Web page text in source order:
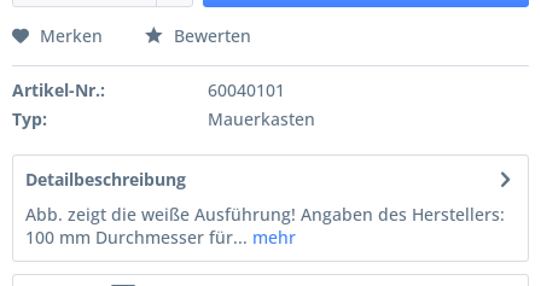
Merken Bewerten
Artikel-Nr.:
60040101
Typ:
Mauerkasten
Detailbeschreibung
Abb. zeigt die weiße Ausführung! Angaben des Herstellers:
100 mm Durchmesser für... mehr